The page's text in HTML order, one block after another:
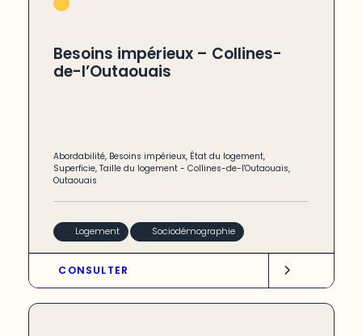
Besoins impérieux – Collines-
de-l’Outaouais
Abordabilité, Besoins impérieux, État du logement,
Superficie,Taille du logement -Collines-de-l'Outaouais,
Outaouais
Logement Sociodémographie
CONSULTER